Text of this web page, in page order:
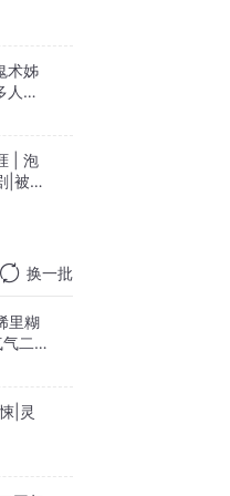
术姊
人有
| 泡
|被迫
换一批
里糊
二年
|灵